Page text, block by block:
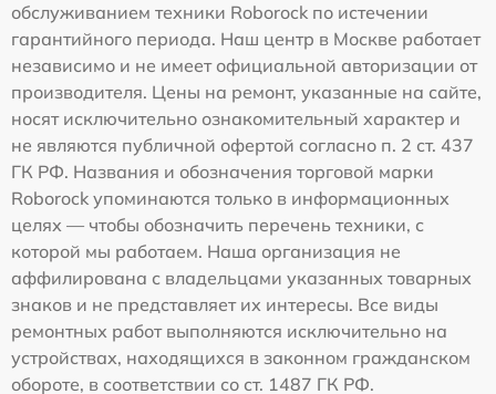
обслуживанием техники Roborock по истечении
гарантийного периода. Наш центр в Москве работает
независимо и не имеет официальной авторизации от
производителя. Цены на ремонт, указанные на сайте,
носят исключительно ознакомительный характер и
не являются публичной офертой согласно п. 2 ст. 437
ГК РФ. Названия и обозначения торговой марки
Roborock упоминаются только в информационных
целях — чтобы обозначить перечень техники, с
которой мы работаем. Наша организация не
аффилирована с владельцами указанных товарных
знаков и не представляет их интересы. Все виды
ремонтных работ выполняются исключительно на
устройствах, находящихся в законном гражданском
обороте, в соответствии со ст. 1487 ГК РФ.